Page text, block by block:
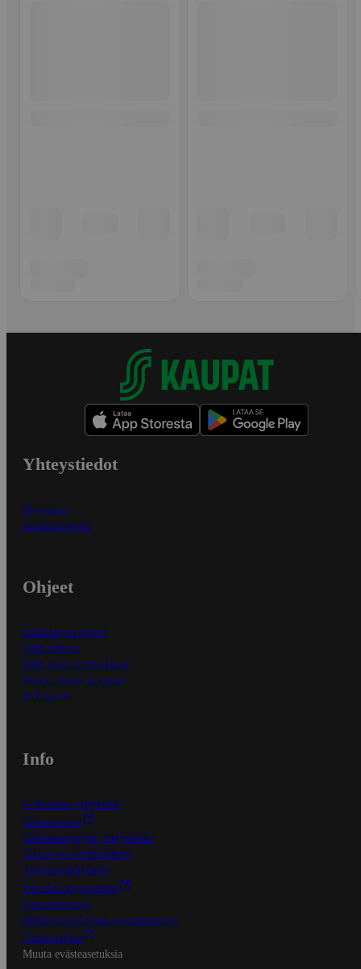
Yhteystiedot
Myymälät
Asiakaspalvelu
Ohjeet
Ensitilaajan ohjeet
Näin maksat
Näin tilaat ja muokkaat
Kaikki ohjeet ja vinkit
In English
Info
S-Business yrityksille
Oiva-raportit
Osuuskauppojen yhteystiedot
Tilaus- ja toimitusehdot
Tietosuojakäytäntö
Palvelun käyttöehdot
Saavutettavuus
Mobiilisovelluksen saavutettavuus
Mainostajalle
Muuta evästeasetuksia